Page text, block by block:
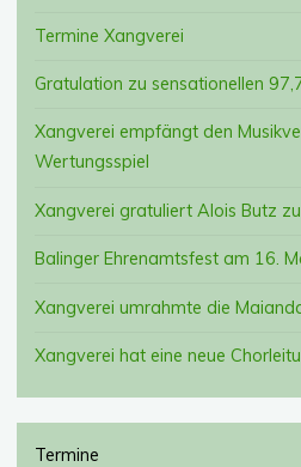
Termine Xangverei
Gratulation zu sensationellen
Xangverei empfängt den
Wertungsspiel
Xangverei gratuliert Alois Butz
Balinger Ehrenamtsfest am 16.
Xangverei umrahmte die
Xangverei hat eine neue
Termine